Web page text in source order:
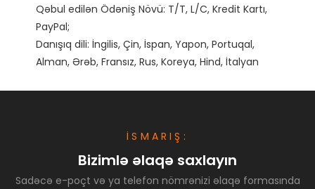
Qəbul edilən Ödəniş Növü: T/T, L/C, Kredit Kartı,
PayPal;
Danışıq dili: İngilis, Çin, İspan, Yapon, Portuqal,
İSMARIŞ:
Bizimlə əlaqə saxlayın
Sadəcə e-poçt və ya telefon nömrənizi əlaqə formasında